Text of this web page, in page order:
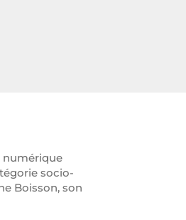
numérique
socio-
Boisson, son